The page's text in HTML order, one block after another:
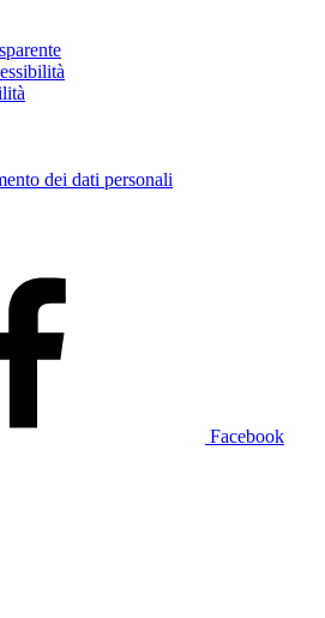
dei dati personali
Facebook